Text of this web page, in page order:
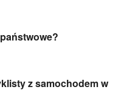
z samochodem w